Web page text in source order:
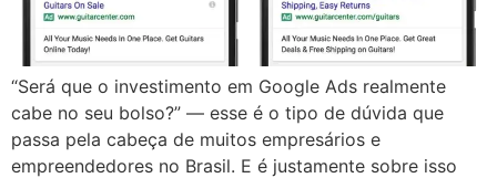
“Será que o investimento em Google Ads realmente
cabe no seu bolso?” — esse é o tipo de dúvida que
passa pela cabeça de muitos empresários e
empreendedores no Brasil. E é justamente sobre isso